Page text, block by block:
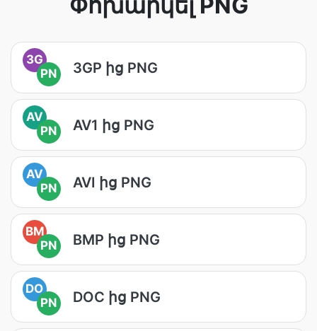
3G
PN
3GP ից PNG
AV
PN
AV1 ից PNG
AV
PN
AVI ից PNG
BM
PN
BMP ից PNG
DO
PN
DOC ից PNG